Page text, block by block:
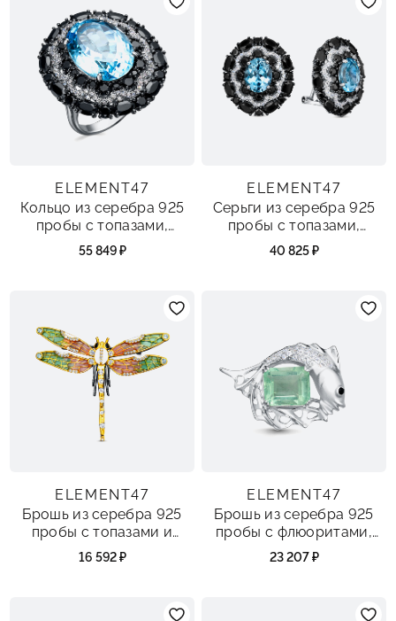
ELEMENT47
Кольцо из серебра 925
пробы с топазами,
шпинелью и фианитами
55 849 ₽
ELEMENT47
Серьги из серебра 925
пробы с топазами,
шпинелью и фианитами
40 825 ₽
ELEMENT47
Брошь из серебра 925
пробы с топазами и
шпинелью
16 592 ₽
ELEMENT47
Брошь из серебра 925
пробы с флюоритами,
топазами и шпинелью
23 207 ₽